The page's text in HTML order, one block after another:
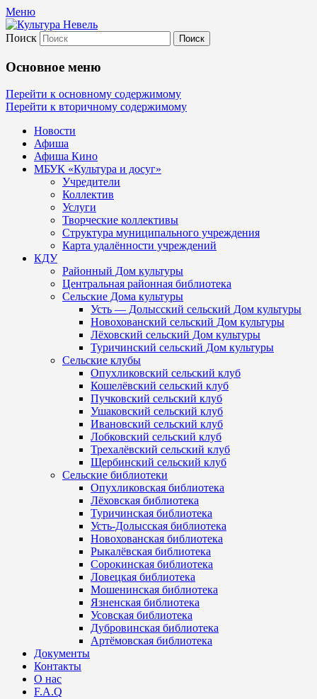
Меню
Культура Невель
МБУК Невельского района "Культура
и досуг"
Поиск
Основное меню
Перейти к основному содержимому
Перейти к вторичному содержимому
Новости
Афиша
Афиша Кино
МБУК «Культура и досуг»
Учредители
Коллектив
Услуги
Творческие коллективы
Структура муниципального учреждения
Карта удалённости учреждений
КДУ
Районный Дом культуры
Центральная районная библиотека
Сельские Дома культуры
Усть — Долысский сельский Дом культуры
Новохованский сельский Дом культуры
Лёховский сельский Дом культуры
Туричинский сельский Дом культуры
Сельские клубы
Опухликовский сельский клуб
Кошелёвский сельский клуб
Пучковский сельский клуб
Ушаковский сельский клуб
Ивановский сельский клуб
Лобковский сельский клуб
Трехалёвский сельский клуб
Щербинский сельский клуб
Сельские библиотеки
Опухликовская библиотека
Лёховская библиотека
Туричинская библиотека
Усть-Долысская библиотека
Новохованская библиотека
Рыкалёвская библиотека
Сорокинская библиотека
Ловецкая библиотека
Мошенинская библиотека
Язненская библиотека
Усовская библиотека
Дубровинская библиотека
Артёмовская библиотека
Документы
Контакты
О нас
F.A.Q